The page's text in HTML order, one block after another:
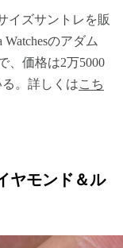
イズサントレを販
のアダム
、価格は2万5000
。詳しくはこち
ヤモンド＆ル